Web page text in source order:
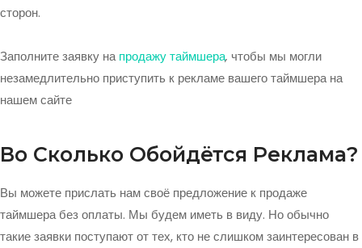
сторон.
Заполните заявку напродажу таймшера, чтобы мы могли
незамедлительно приступить к рекламе вашего таймшера на
нашем сайте
Во Сколько Обойдётся Реклама?
Вы можете прислать нам своё предложение к продаже
таймшера без оплаты. Мы будем иметь в виду. Но обычно
такие заявки поступают от тех, кто не слишком заинтересован в